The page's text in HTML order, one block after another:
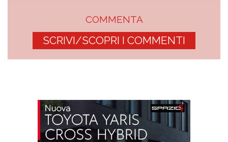
COMMENTA
SCRIVI/SCOPRI I COMMENTI